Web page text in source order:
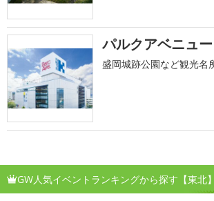
パルクアベニュ
盛岡城跡公園など観光名
GW人気イベントランキングから探す【東北】